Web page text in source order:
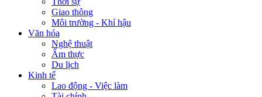
Giao thông
Môi trường - Khí hậu
Văn hóa
Nghệ thuật
Ẩm thực
Du lịch
Kinh tế
Lao động - Việc làm